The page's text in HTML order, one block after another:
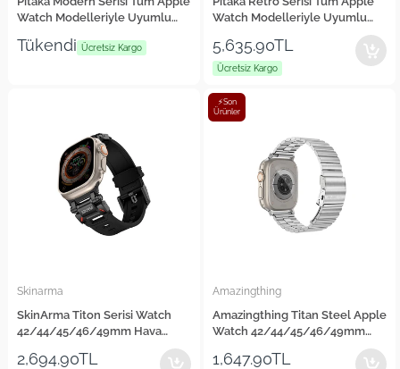
Watch Modelleriyle Uyumlu
Rhapsody Universal Kordon
Tükendi Ücretsiz Kargo
Watch Modelleriyle Uyumlu
Karbon Fiber Black-Grey Twill
Universal Kordon
5,635.90TL
Ücretsiz Kargo
Skinarma
SkinArma Titon Serisi Watch
42/44/45/46/49mm Hava
Alabilen Delikli Silikon Kordon
2,694.90TL
Amazingthing
Amazingthing Titan Steel Apple
Watch 42/44/45/46/49mm
⚡Son
Ürünler
1,647.90TL